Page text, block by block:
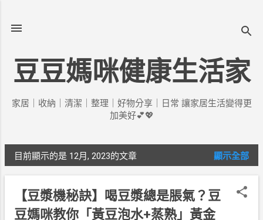
豆豆媽咪健康生活家
家居｜收納｜清潔｜整理｜好物分享｜日常 讓家居生活變得更
加美好💕💖
發
目前顯示的是 12月, 2023的文章 顯示全部
【豆漿機秘訣】喝豆漿總是脹氣？豆
豆媽咪教你「黃豆泡水+蒸熟」黃金